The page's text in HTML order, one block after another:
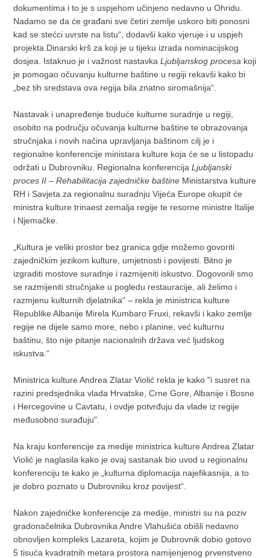
dokumentima i to je s uspjehom učinjeno nedavno u Ohridu.
Nadamo se da će građani sve četiri zemlje uskoro biti ponosni
kad se stećci uvrste na listu“, dodavši kako vjeruje i u uspjeh
projekta Dinarski krš za koji je u tijeku izrada nominacijskog
dosjea. Istaknuo je i važnost nastavkaLjubljanskog procesa koji
je pomogao očuvanju kulturne baštine u regiji rekavši kako bi
„bez tih sredstava ova regija bila znatno siromašnija“.
Nastavak i unapređenje buduće kulturne suradnje u regiji,
osobito na području očuvanja kulturne baštine te obrazovanja
stručnjaka i novih načina upravljanja baštinom cilj je i
regionalne konferencije ministara kulture koja će se u listopadu
održati u Dubrovniku. Regionalna konferencijaLjubljanski
proces II – Rehabilitacija zajedničke baštine Ministarstva kulture
RH i Savjeta za regionalnu suradnju Vijeća Europe okupit će
ministra kulture trinaest zemalja regije te resorne ministre Italije
i Njemačke.
„Kultura je veliki prostor bez granica gdje možemo govoriti
zajedničkim jezikom kulture, umjetnosti i povijesti. Bitno je
izgraditi mostove suradnje i razmijeniti iskustvo. Dogovorili smo
se razmijeniti stručnjake u pogledu restauracije, ali želimo i
razmjenu kulturnih djelatnika“ – rekla je ministrica kulture
Republike Albanije Mirela Kumbaro Fruxi, rekavši i kako zemlje
regije ne dijele samo more, nebo i planine, već kulturnu
baštinu, što nije pitanje nacionalnih država već ljudskog
iskustva.“
Ministrica kulture Andrea Zlatar Violić rekla je kako "i susret na
razini predsjednika vlada Hrvatske, Crne Gore, Albanije i Bosne
i Hercegovine u Cavtatu, i ovdje potvrđuju da vlade iz regije
međusobno surađuju".
Na kraju konferencije za medije ministrica kulture Andrea Zlatar
Violić je naglasila kako je ovaj sastanak bio uvod u regionalnu
konferenciju te kako je „kulturna diplomacija najefikasnija, a to
je dobro poznato u Dubrovniku kroz povijest“.
Nakon zajedničke konferencije za medije, ministri su na poziv
gradonačelnika Dubrovnika Andre Vlahušića obišli nedavno
obnovljen kompleks Lazareta, kojim je Dubrovnik dobio gotovo
5 tisuća kvadratnih metara prostora namijenjenog prvenstveno